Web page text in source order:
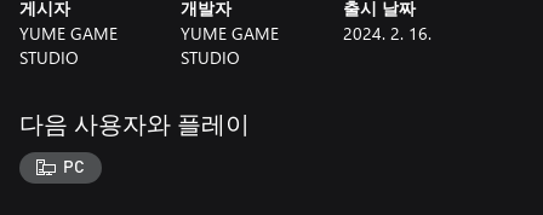
게시자
YUME GAME
STUDIO
개발자
YUME GAME
STUDIO
출시 날짜
2024. 2. 16.
다음 사용자와 플레이
PC